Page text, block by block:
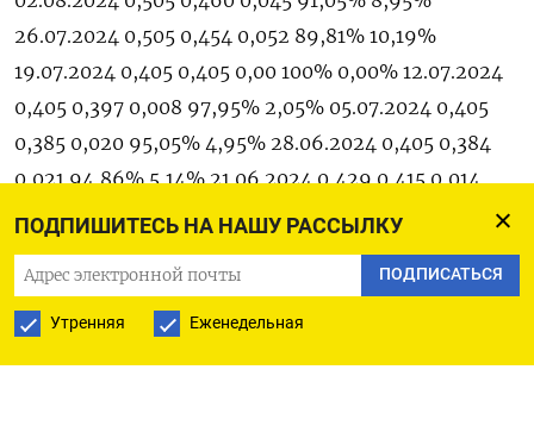
ПОДПИШИТЕСЬ НА НАШУ РАССЫЛКУ
ПОДПИСАТЬСЯ
Утренняя Еженедельная